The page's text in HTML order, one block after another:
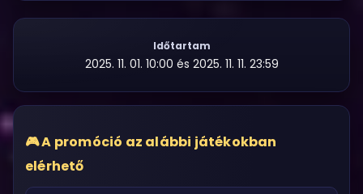
Időtartam
2025. 11. 01. 10:00 és 2025. 11. 11. 23:59
A promóció az alábbi játékokban
elérhető